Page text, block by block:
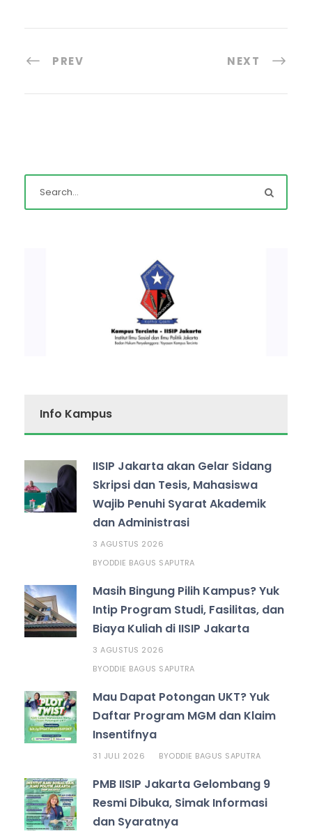
PREV NEXT
Info Kampus
IISIP Jakarta akan Gelar Sidang
Skripsi dan Tesis, Mahasiswa
Wajib Penuhi Syarat Akademik
dan Administrasi
3 AGUSTUS 2026
BYODDIE BAGUS SAPUTRA
Masih Bingung Pilih Kampus? Yuk
Intip Program Studi, Fasilitas, dan
Biaya Kuliah di IISIP Jakarta
3 AGUSTUS 2026
BYODDIE BAGUS SAPUTRA
Mau Dapat Potongan UKT? Yuk
Daftar Program MGM dan Klaim
Insentifnya
31 JULI 2026 BYODDIE BAGUS SAPUTRA
PMB IISIP Jakarta Gelombang 9
Resmi Dibuka, Simak Informasi
dan Syaratnya